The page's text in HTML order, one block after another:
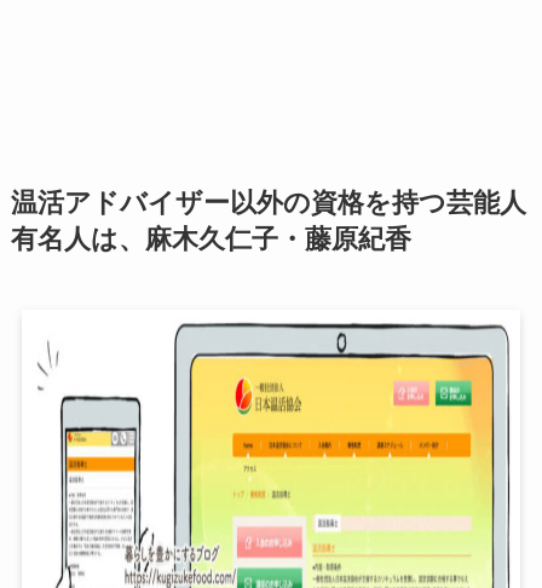
温活アドバイザー以外の資格を持つ芸能人
有名人は、麻木久仁子・藤原紀香